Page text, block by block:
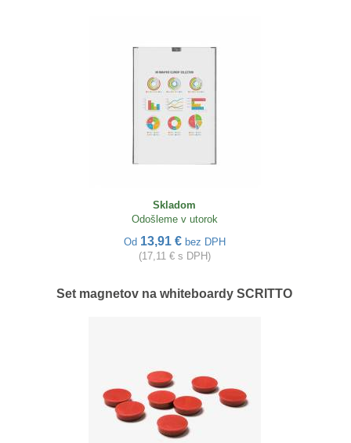
Skladom
Odošleme v utorok
Od 13,91 € bez DPH
(17,11 € s DPH)
Set magnetov na whiteboardy SCRITTO